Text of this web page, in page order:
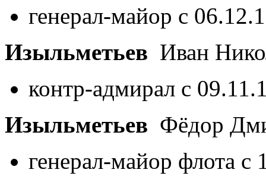
генерал-майор с
Изыльметьев Иван
контр-адмирал с
Изыльметьев Фёдор
генерал-майор флота с